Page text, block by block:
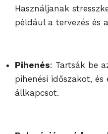
Használjanak
például a tervezés és
Pihenés: Tartsák be
pihenési időszakot,
állkapcsot.